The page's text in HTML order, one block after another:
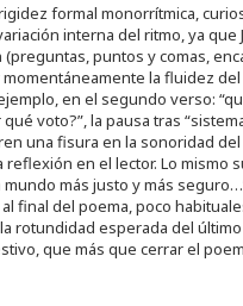
formal monorrítmica,
interna del ritmo, ya que
puntos y comas,
la fluidez
en el segundo verso:
qué voto?”, la pausa tras
una fisura en la sonoridad del
en el lector. Lo mismo
mundo más justo y más
final del poema, poco
rotundidad esperada del
que más que cerrar el